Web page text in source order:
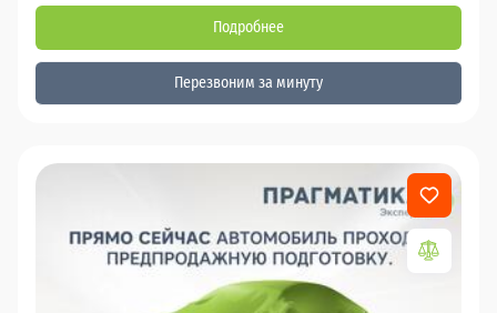
Подробнее
Перезвоним за минуту